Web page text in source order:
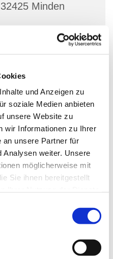
und Anzeigen zu
soziale Medien anbieten
unsere Website zu
wir Informationen zu Ihrer
an unsere Partner für
Analysen weiter. Unsere
möglicherweise mit
Sie ihnen bereitgestellt
Minden